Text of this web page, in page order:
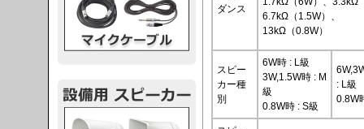
ダンス
6.7kΩ（1.5W）、
13kΩ（0.8W）
スピー
カー種
別
6W時 : L級
3W,1.5W時 : M
級
0.8W時 : S級
: L級
0.8W